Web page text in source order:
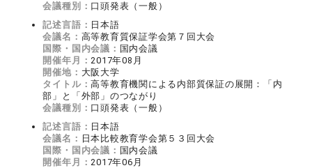
会議種別： 口頭発表（一般）
記述言語： 日本語
会議名： 高等教育質保証学会第７回大会
国際・国内会議： 国内会議
開催年月：2017年08月
開催地： 大阪大学
タイトル：高等教育機関による内部質保証の展開：「内
部」と「外部」のつながり
会議種別： 口頭発表（一般）
記述言語： 日本語
会議名： 日本比較教育学会第５３回大会
国際・国内会議： 国内会議
開催年月：2017年06月